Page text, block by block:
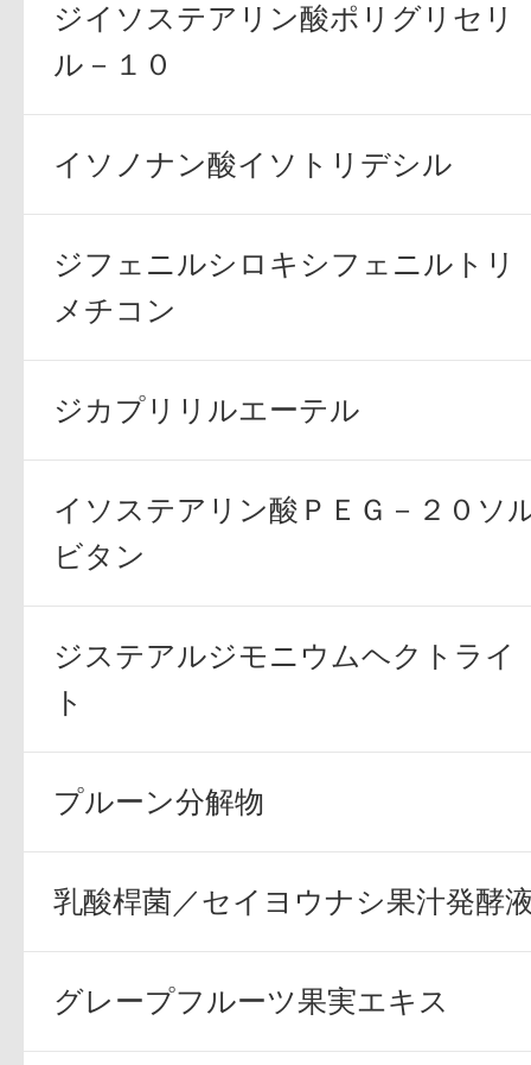
ドレスリフト
プリマモイスト
スキンクリア
スキンケア
ジイソステアリン酸ポリグリセリ
ル－１０
イソノナン酸イソトリデシル
ジフェニルシロキシフェニルトリ
メチコン
ジカプリリルエーテル
イソステアリン酸ＰＥＧ－２０ソ
ビタン
ジステアルジモニウムヘクトライ
ト
プルーン分解物
乳酸桿菌／セイヨウナシ果汁発酵
グレープフルーツ果実エキス